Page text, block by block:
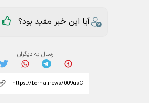
آیا این خبر مفید بود؟
ارسال به دیگران